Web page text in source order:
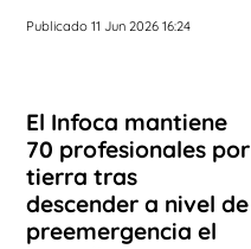
Publicado 11 Jun 2026 16:24
El Infoca mantiene
70 profesionales por
tierra tras
descender a nivel de
preemergencia el